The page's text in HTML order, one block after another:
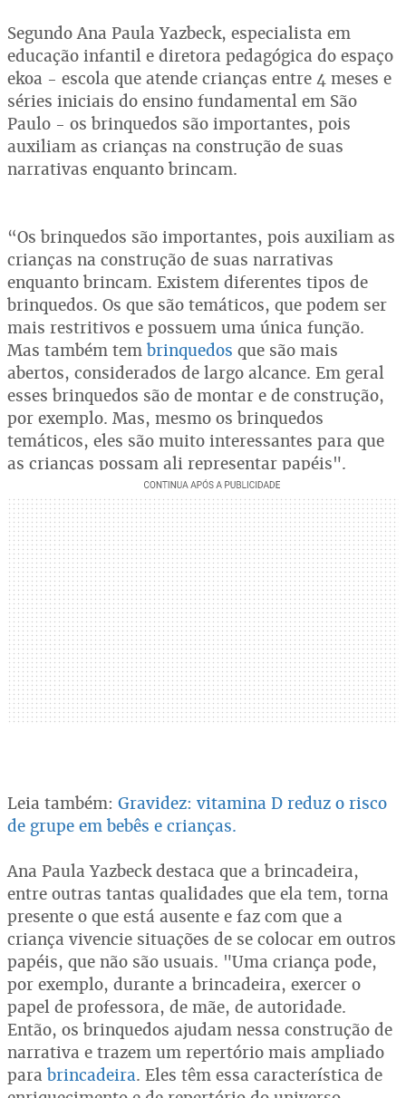
Segundo Ana Paula Yazbeck, especialista em
educação infantil e diretora pedagógica do espaço
ekoa - escola que atende crianças entre 4 meses e
séries iniciais do ensino fundamental em São
Paulo - os brinquedos são importantes, pois
auxiliam as crianças na construção de suas
narrativas enquanto brincam.
“Os brinquedos são importantes, pois auxiliam as
crianças na construção de suas narrativas
enquanto brincam. Existem diferentes tipos de
brinquedos. Os que são temáticos, que podem ser
mais restritivos e possuem uma única função.
Mas também tem brinquedos que são mais
abertos, considerados de largo alcance. Em geral
esses brinquedos são de montar e de construção,
por exemplo. Mas, mesmo os brinquedos
temáticos, eles são muito interessantes para que
as crianças possam ali representar papéis".
Leia também: Gravidez: vitamina D reduz o risco
de grupe em bebês e crianças.
Ana Paula Yazbeck destaca que a brincadeira,
entre outras tantas qualidades que ela tem, torna
presente o que está ausente e faz com que a
criança vivencie situações de se colocar em outros
papéis, que não são usuais. "Uma criança pode,
por exemplo, durante a brincadeira, exercer o
papel de professora, de mãe, de autoridade.
Então, os brinquedos ajudam nessa construção de
narrativa e trazem um repertório mais ampliado
para brincadeira. Eles têm essa característica de